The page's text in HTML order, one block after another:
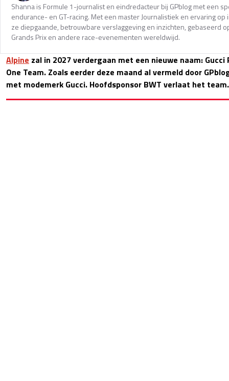
Shanna is Formule 1-journalist en eindredacteur bij GPblog met een
endurance- en GT-racing. Met een master Journalistiek en ervaring
ze diepgaande, betrouwbare verslaggeving en inzichten, gebaseerd
Grands Prix en andere race-evenementen wereldwijd.
Alpine zal in 2027 verdergaan met een nieuwe naam: Gucci
One Team. Zoals eerder deze maand al vermeld door
met modemerk Gucci. Hoofdsponsor BWT verlaat het team.